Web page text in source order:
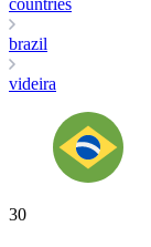
countries
brazil
videira
30